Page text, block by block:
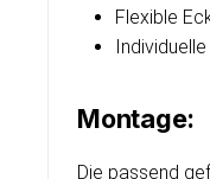
Flexible
Montage:
Die passend